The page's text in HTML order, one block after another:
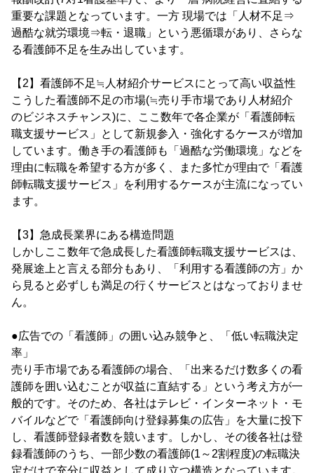
重要な課題となっています。一方 現場では「人材不足⇒
過酷な就労環境⇒転・退職」という悪循環があり、さらな
る看護師不足を生み出しています。
【2】看護師不足≒人材紹介サービスにとって高い収益性
こうした看護師不足の市場(≒売り手市場であり人材紹介
のビジネスチャンス)に、ここ数年で各企業が「看護師転
職支援サービス」として新規参入・強化するケースが増加
しています。働き手の看護師も「過酷な労働環境」などを
理由に転職を希望する方が多く、また多忙が理由で「看護
師転職支援サービス」を利用するケースが主流になってい
ます。
【3】急成長業界にある構造問題
しかしここ数年で急成長した看護師転職支援サービスは、
発展途上と言える部分もあり、「利用する看護師の方」か
ら見ると必ずしも満足の行くサービスとはなっておりませ
ん。
●広告での「看護師」の囲い込み競争と、「低い転職決定
率」
売り手市場である看護師の場合、「出来るだけ数多くの看
護師を囲い込むことが収益に直結する」という考え方が一
般的です。そのため、各社はテレビ・インターネット・モ
バイルなどで「看護師向け登録募集の広告」を大量に投下
し、看護師登録者数を競います。しかし、その後各社は登
録看護師のうち、一部少数の看護師(1～2割程度)の転職決
定だけで充分に収益として成り立つ構造となっています。